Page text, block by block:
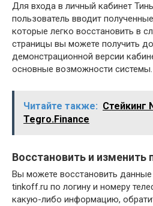
Для входа в личный кабинет
пользователь вводит
которые легко восстановить в
страницы вы можете получить
демонстрационной версии
основные возможности системы.
Читайте также: Стейкинг
Tegro.Finance
Восстановить и изменить
Вы можете восстановить данные
tinkoff.ru по логину и номеру
какую-либо информацию,